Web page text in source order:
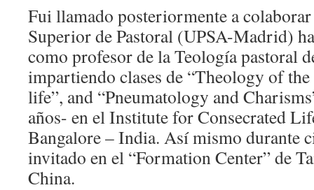
Fui llamado posteriormente a
Superior de Pastoral (UPSA-Madrid)
como profesor de la Teología pastoral
impartiendo clases de “Theology of
life”, and “Pneumatology and
años- en el Institute for Consecrated
Bangalore – India. Así mismo durante
invitado en el “Formation Center” de
China.